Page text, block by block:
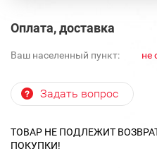
Оплата, доставка
Ваш населенный пункт: не
Задать вопрос
ТОВАР НЕ ПОДЛЕЖИТ
ПОКУПКИ!